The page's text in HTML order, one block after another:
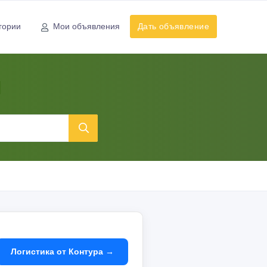
Мои объявления Дать объявление
Логистика от Контура →